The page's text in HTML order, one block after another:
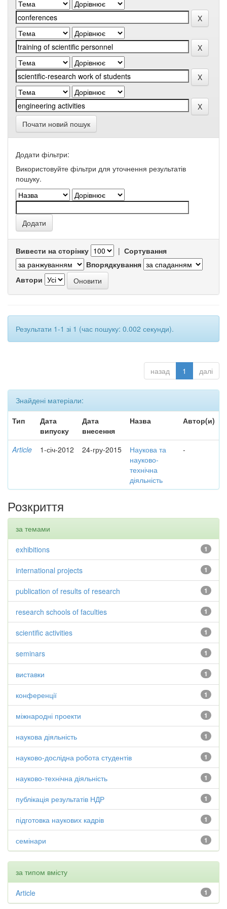
Почати новий пошук
Додати фільтри:
Використовуйте фільтри для уточнення результатів
пошуку.
Вивести на сторінку | Сортування
Впорядкування
Автори
Результати 1-1 зі 1 (час пошуку: 0.002 секунди).
назад 1 далі
Знайдені матеріали:
Тип
Дата
випуску
Дата
внесення
Назва Автор(и)
Article 1-січ-2012 24-гру-2015
Наукова та
науково-
технічна
діяльність
-
Розкриття
за темами
1
exhibitions
1
international projects
1
publication of results of research
1
research schools of faculties
1
scientific activities
1
seminars
1
виставки
1
конференції
1
міжнародні проекти
1
наукова діяльність
1
науково-дослідна робота студентів
1
науково-технічна діяльність
1
публікація результатів НДР
1
підготовка наукових кадрів
1
семінари
за типом вмісту
1
Article